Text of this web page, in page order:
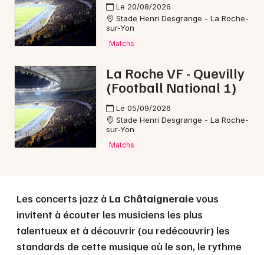
Choisir mes départements
Mon email
Je m'abonne
Le 20/08/2026
Stade Henri Desgrange - La Roche-
sur-Yon
Matchs
La Roche VF - Quevilly
(Football National 1)
Le 05/09/2026
Stade Henri Desgrange - La Roche-
sur-Yon
Matchs
Les concerts jazz à La Châtaigneraievous
invitent à écouter les musiciens les plus
talentueux et à découvrir (ou redécouvrir) les
standards de cette musique où le son, le rythme